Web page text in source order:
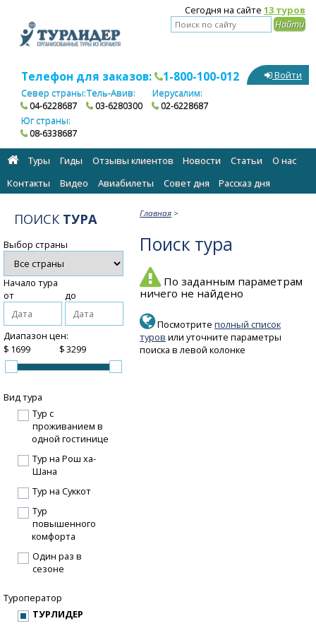
Сегодня на сайте 13 туров
Телефон для заказов: 1-800-100-012
Север страны:
04-6228687
Тель-Авив:
03-6280300
Иерусалим:
02-6228687
Юг страны:
08-6338687
Войти
Туры Гиды Отзывы клиентов Новости Статьи
О нас
Контакты
Видео Авиабилеты Cовет дня Рассказ дня
Главная >
Поиск тура
По заданным параметрам
ничего не найдено
Посмотритеполный список
туров или уточните параметры
поиска в левой колонке
ПОИСК ТУРА
Выбор страны
Начало тура
от
до
Диапазон цен:
$
$
Вид тура
Тур с
проживанием в
одной гостинице
Тур на Рош ха-
Шана
Тур на Суккот
Тур
повышенного
комфорта
Один раз в
сезоне
Туроператор
ТУРЛИДЕР